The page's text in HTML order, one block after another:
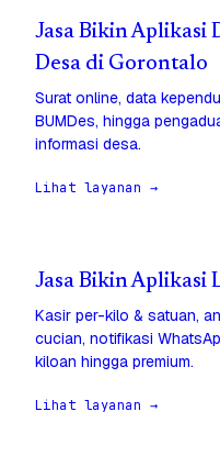
Jasa Bikin Aplikasi
Desa di Gorontalo
Surat online, data
BUMDes, hingga
informasi desa.
Lihat layanan →
Jasa Bikin Aplikasi
Kasir per-kilo & satuan,
cucian, notifikasi
kiloan hingga premium.
Lihat layanan →